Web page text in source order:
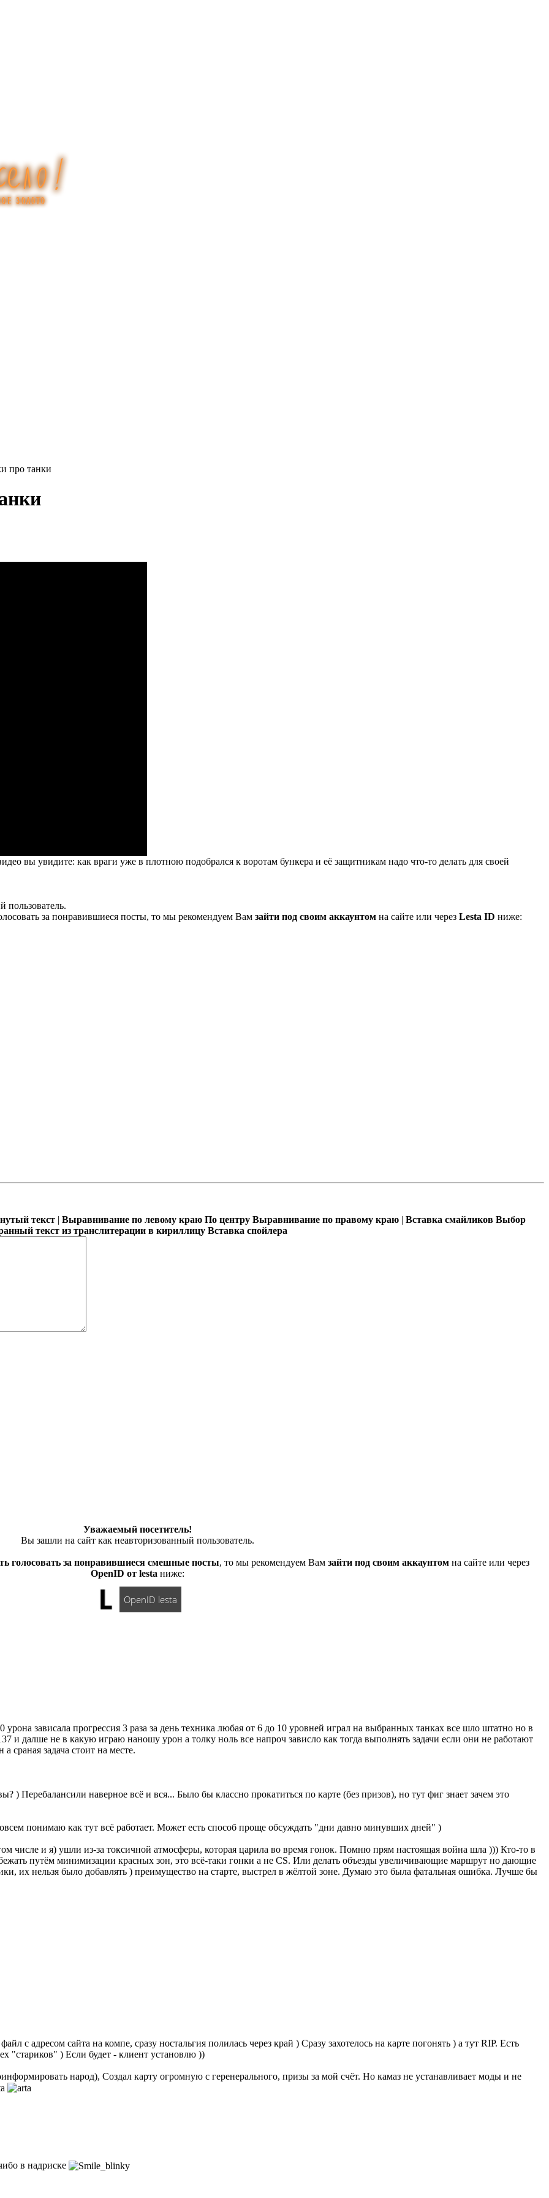
про танки
вы увидите: как враги уже в плотною подобрался к воротам бункера и её защитникам надо что-то делать для своей
пользователь.
за понравившиеся посты, то мы рекомендуем Вам зайти под своим аккаунтом на сайте или через Lesta ID ниже:
текст | Выравнивание по левому краю По центру Выравнивание по правому краю | Вставка смайликов Выбор
текст из транслитерации в кириллицу Вставка спойлера
Уважаемый посетитель!
Вы зашли на сайт как неавторизованный пользователь.
голосовать за понравившиеся смешные посты, то мы рекомендуем Вам зайти под своим аккаунтомна сайте или через
OpenID от lesta ниже:
OpenID lesta
зависала прогрессия 3 раза за день техника любая от 6 до 10 уровней играл на выбранных танках все шло штатно но в
и далше не в какую играю наношу урон а толку ноль все напроч зависло как тогда выполнять задачи если они не работают
сраная задача стоит на месте.
Перебалансили наверное всё и вся... Было бы классно прокатиться по карте (без призов), но тут фиг знает зачем это
понимаю как тут всё работает. Может есть способ проще обсуждать "дни давно минувших дней" )
числе и я) ушли из-за токсичной атмосферы, которая царила во время гонок. Помню прям настоящая война шла ))) Кто-то в
путём минимизации красных зон, это всё-таки гонки а не CS. Или делать объезды увеличивающие маршрут но дающие
их нельзя было добавлять ) преимущество на старте, выстрел в жёлтой зоне. Думаю это была фатальная ошибка. Лучше бы
с адресом сайта на компе, сразу ностальгия полилась через край ) Сразу захотелось на карте погонять ) а тут RIP. Есть
"стариков" ) Если будет - клиент установлю ))
народ), Создал карту огромную с геренерального, призы за мой счёт. Но камаз не устанавливает моды и не
в надриске